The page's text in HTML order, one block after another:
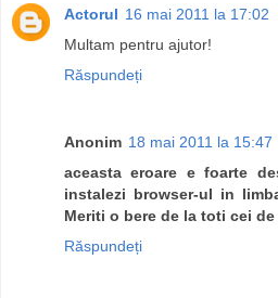
Actorul 16 mai 2011 la 17:02
Multam pentru ajutor!
Răspundeți
Anonim 18 mai 2011 la 15:47
aceasta eroare e foarte
instalezi browser-ul in
Meriti o bere de la toti cei de
Răspundeți